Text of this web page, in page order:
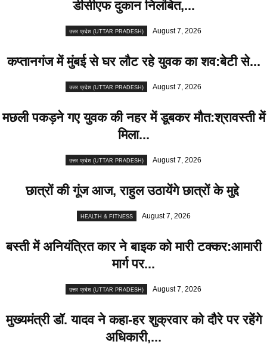
डीसीएफ दुकान निलंबित,...
उत्तर प्रदेश (UTTAR PRADESH) August 7, 2026
कप्तानगंज में मुंबई से घर लौट रहे युवक का शव:बेटी से...
उत्तर प्रदेश (UTTAR PRADESH) August 7, 2026
मछली पकड़ने गए युवक की नहर में डूबकर मौत:श्रावस्ती में
मिला...
उत्तर प्रदेश (UTTAR PRADESH) August 7, 2026
छात्रों की गूंज आज, राहुल उठायेंगे छात्रों के मुद्दे
HEALTH & FITNESS August 7, 2026
बस्ती में अनियंत्रित कार ने बाइक को मारी टक्कर:आमारी
मार्ग पर...
उत्तर प्रदेश (UTTAR PRADESH) August 7, 2026
मुख्यमंत्री डॉ. यादव ने कहा-हर शुक्रवार को दौरे पर रहेंगे
अधिकारी,...